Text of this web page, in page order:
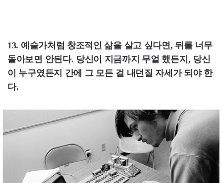
13. 예술가처럼 창조적인 삶을 살고 싶다면, 뒤를 너무
돌아보면 안된다. 당신이 지금까지 무얼 했든지, 당신
이 누구였든지 간에 그 모든 걸 내던질 자세가 되야 한
다.